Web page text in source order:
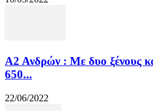
Α2 Ανδρών : Με δυο ξένους
650...
22/06/2022